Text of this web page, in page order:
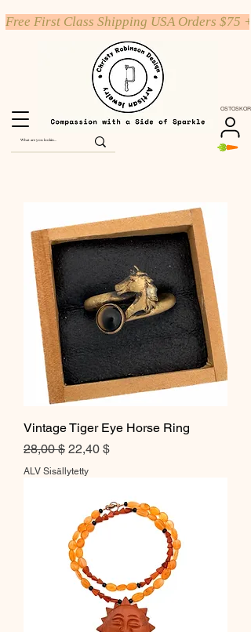
OSTOSKORI
Free First Class Shipping USA Orders $75 +
Vintage Tiger Eye Horse Ring
Normaali hinta
28,00 $ Alehinta
22,40 $
ALV Sisällytetty